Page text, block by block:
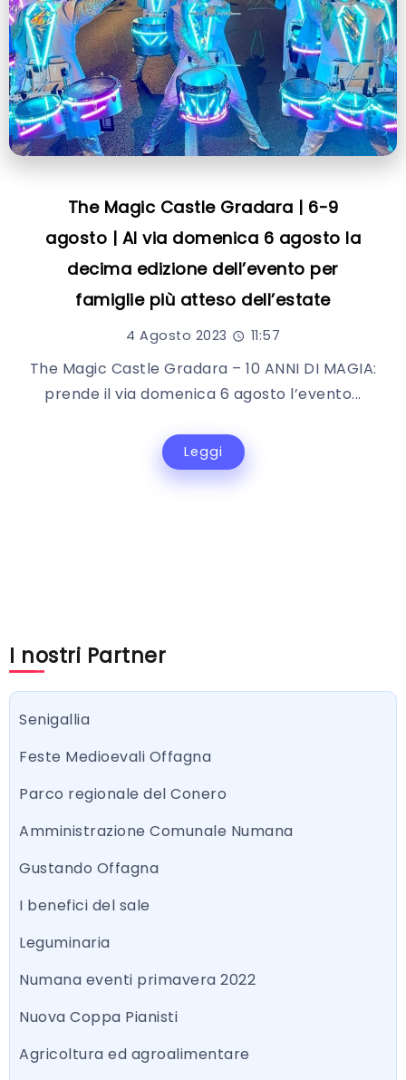
The Magic Castle Gradara | 6-9
agosto | Al via domenica 6 agosto la
decima edizione dell’evento per
famiglie più atteso dell’estate
4 Agosto 2023 11:57
The Magic Castle Gradara – 10 ANNI DI MAGIA:
prende il via domenica 6 agosto l’evento...
Leggi
I nostri Partner
Senigallia
Feste Medioevali Offagna
Parco regionale del Conero
Amministrazione Comunale Numana
Gustando Offagna
I benefici del sale
Leguminaria
Numana eventi primavera 2022
Nuova Coppa Pianisti
Agricoltura ed agroalimentare